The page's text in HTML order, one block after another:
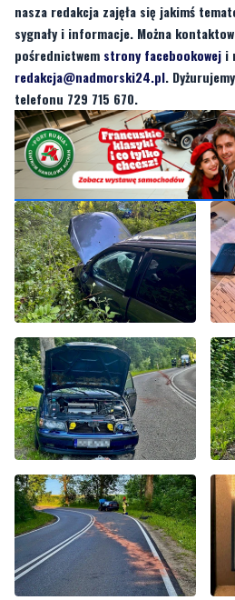
redakcja@nadmorski24.pl.
telefonu 729 715 670.